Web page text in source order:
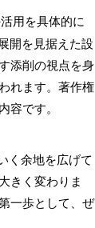
用を具体的に
開を見据えた設
添削の視点を身
れます。著作権
です。
く余地を広げて
きく変わりま
一歩として、ぜ